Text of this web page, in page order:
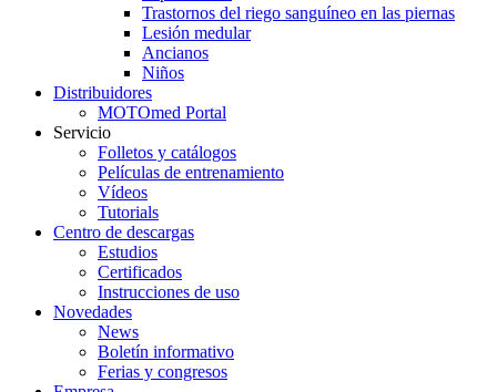
Trastornos del riego sanguíneo en las piernas
Lesión medular
Ancianos
Niños
Distribuidores
MOTOmed Portal
Servicio
Folletos y catálogos
Películas de entrenamiento
Vídeos
Tutorials
Centro de descargas
Estudios
Certificados
Instrucciones de uso
Novedades
News
Boletín informativo
Ferias y congresos